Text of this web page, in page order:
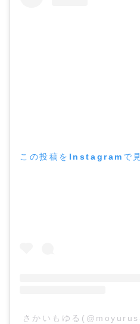
この投稿をInstagramで
さかいもゆる